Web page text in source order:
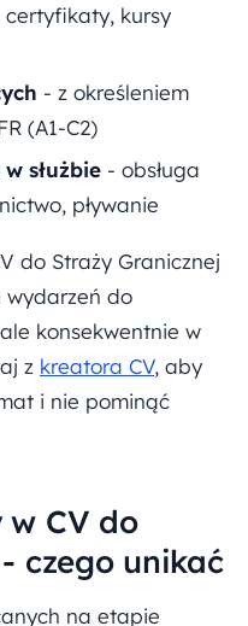
kursy
- z określeniem
(A1-C2)
służbie - obsługa
pływanie
do Straży Granicznej
wydarzeń do
konsekwentnie w
z kreatora CV, aby
i nie pominąć
w CV do
czego unikać
na etapie